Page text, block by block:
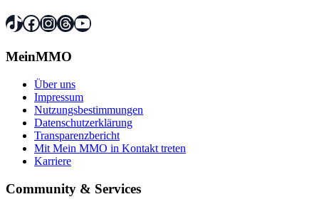
TikTok
Facebook
Instagram
Threads
YouTube
MeinMMO
Über uns
Impressum
Nutzungsbestimmungen
Datenschutzerklärung
Transparenzbericht
Mit Mein MMO in Kontakt treten
Karriere
Community & Services